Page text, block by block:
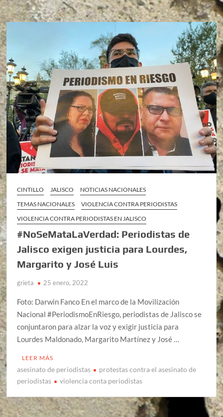
CINTILLO JALISCO
NOTICIAS NACIONALES
TEMAS NACIONALES
VIOLENCIA CONTRA PERIODISTAS
VIOLENCIA CONTRA PERIODISTAS EN JALISCO
#NoSeMataLaVerdad: Periodistas de
Jalisco exigen justicia para Lourdes,
Margarito y José Luis
grieta 25 enero, 2022
Foto: Darwin Fanco En el marco de la Movilización
Nacional #PeriodismoEnRiesgo, periodistas de Jalisco se
conjuntaron para alzar la voz y exigir justicia para
Lourdes Maldonado, Margarito Martínez y José …
LEER MÁS
asesinato de periodistas
protestas contra el asesinato de
periodistas
violencia conta periodistas